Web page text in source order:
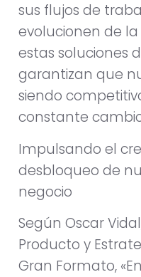
sus flujos de
evolucionen de
estas soluciones
garantizan que
siendo
constante
Impulsando el
desbloqueo de
negocio
Según Oscar
Producto y
Gran Formato,